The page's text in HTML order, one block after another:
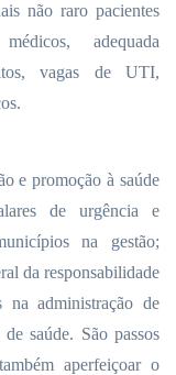
não raro pacientes
adequada
vagas de UTI,
e promoção à saúde
de urgência e
na gestão;
da responsabilidade
na administração de
saúde. São passos
aperfeiçoar o